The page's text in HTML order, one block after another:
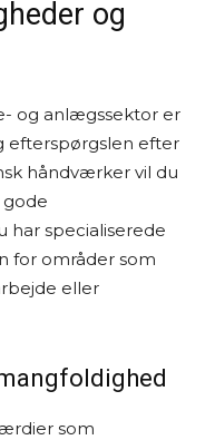
og
og anlægssektor er
efterspørgslen efter
håndværker vil du
gode
har specialiserede
for områder som
eller
som